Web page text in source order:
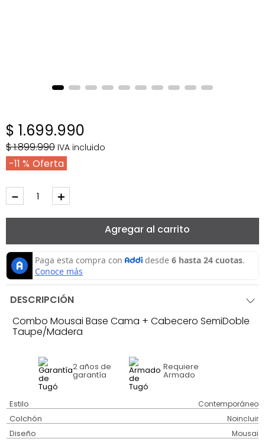
$ 1.699.990
$1.899.990 IVA incluido
11 %
＋
－
Agregar al carrito
DESCRIPCIÓN
Combo Mousai Base Cama + Cabecero SemiDoble
Taupe/Madera
2 años de
garantía
Requiere
Armado
Estilo Contemporáneo
Colchón Noincluir
Diseño Mousai